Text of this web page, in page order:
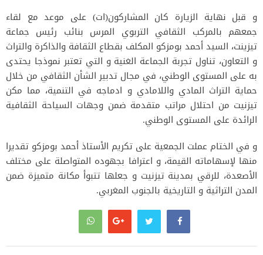
و قبل نهاية الزيارة كان المشاركون(ات) على موعد مع لقاء
جمعهم بالمركب الثقافي التربوي المرس بنائب رئيس جماعة
تيزينت، السيد أحمد بومزكو المكلف بقطاع الثقافة والذاكرة والتراث
و التعاون، تناول تجربة الجماعة الغنية و التي تعتبر نموذجا يحتدى
به على المستوى الوطني، في مجال تدبير الشأن الثقافي من خلال
حماية التراث المادي واللامادي و ادماجه في التنمية، مما مكن
تيزنيت من احتلال مراتب متقدمة ضمن وجهات السياحة الثقافية
الرائدة على المستوى الوطني.
و في الختام عملت الجمعية على تكريم الأستاذ أحمد بومزكو تقديرا
منها لإسهاماته القيمة، و اعترافا بجهوده المتواصلة على مختلف
الأصعدة، للرقي بمدينة تيزنيت و جعلها تتبوأ مكانة متميزة ضمن
المدن التراثية و التاريخية بالجنوب المغربي.